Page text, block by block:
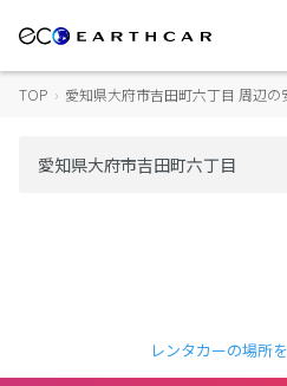
TOP › 愛知県大府市吉田町六丁目 周辺
レンタカーの場所